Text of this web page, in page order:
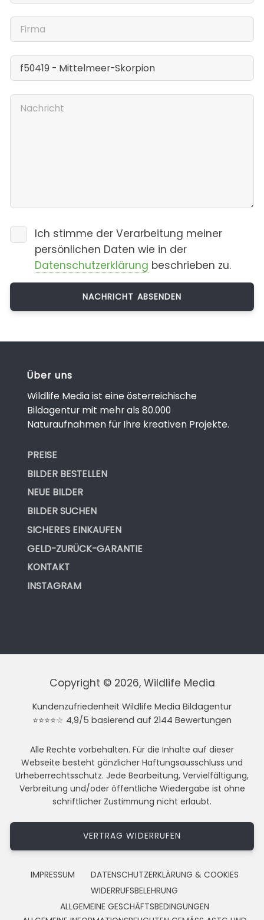
Ich stimme der Verarbeitung meiner
persönlichen Daten wie in der
Datenschutzerklärung beschrieben zu.
Über uns
Wildlife Media ist eine österreichische
Bildagentur mit mehr als 80.000
Naturaufnahmen für Ihre kreativen Projekte.
PREISE
BILDER BESTELLEN
NEUE BILDER
BILDER SUCHEN
SICHERES EINKAUFEN
GELD-ZURÜCK-GARANTIE
KONTAKT
INSTAGRAM
Copyright © 2026, Wildlife Media
Kundenzufriedenheit Wildlife Media Bildagentur
⭐⭐⭐⭐☆ 4,9/5 basierend auf 2144 Bewertungen
Alle Rechte vorbehalten. Für die Inhalte auf dieser
Webseite besteht gänzlicher Haftungsausschluss und
Urheberrechtsschutz. Jede Bearbeitung, Vervielfältigung,
Verbreitung und/oder öffentliche Wiedergabe ist ohne
schriftlicher Zustimmung nicht erlaubt.
VERTRAG WIDERRUFEN
IMPRESSUM
DATENSCHUTZERKLÄRUNG & COOKIES
WIDERRUFSBELEHRUNG
ALLGEMEINE GESCHÄFTSBEDINGUNGEN